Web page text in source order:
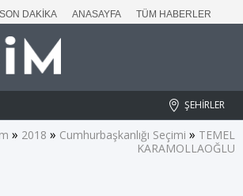
SON DAKİKA ANASAYFA TÜM HABERLER
ŞEHİRLER
» 2018 » Cumhurbaşkanlığı Seçimi » TEMEL
KARAMOLLAOĞLU